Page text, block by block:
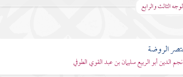
الثالث والرابع
الروضة
الدين أبو الربيع سليمان بن عبد القوي الطوفي